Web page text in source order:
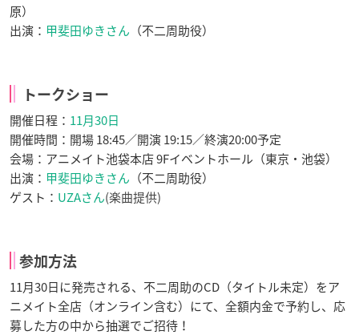
原）
出演： 甲斐田ゆきさん （不二周助役）
トークショー
開催日程： 11月30日
開催時間：開場 18:45／開演 19:15／終演20:00予定
会場：アニメイト池袋本店 9Fイベントホール（東京・池袋）
出演： 甲斐田ゆきさん （不二周助役）
ゲスト： UZAさん(楽曲提供)
参加方法
11月30日に発売される、不二周助のCD（タイトル未定）をア
ニメイト全店（オンライン含む）にて、全額内金で予約し、応
募した方の中から抽選でご招待！